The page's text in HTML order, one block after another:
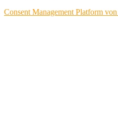
Consent Management Platform